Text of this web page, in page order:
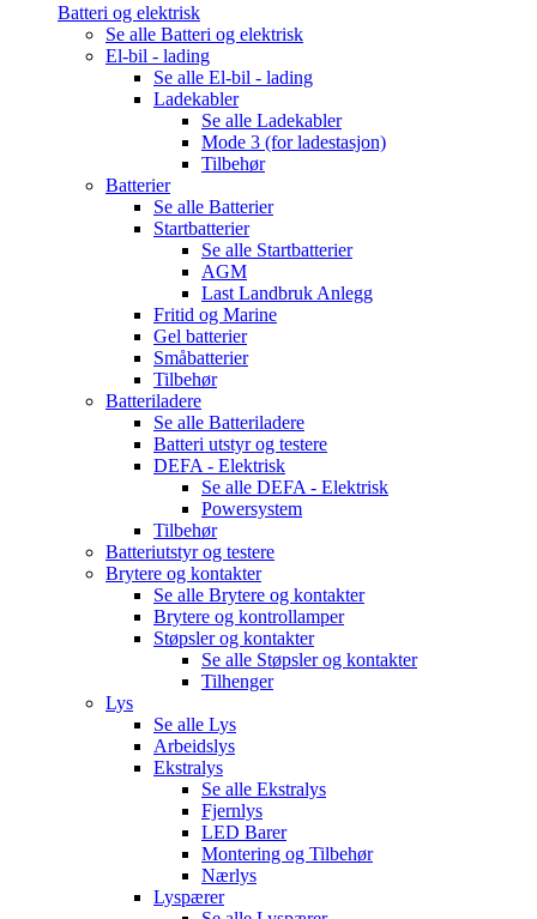
Batteri og elektrisk
Se alle Batteri og elektrisk
El-bil - lading
Se alle El-bil - lading
Ladekabler
Se alle Ladekabler
Mode 3 (for ladestasjon)
Tilbehør
Batterier
Se alle Batterier
Startbatterier
Se alle Startbatterier
AGM
Last Landbruk Anlegg
Fritid og Marine
Gel batterier
Småbatterier
Tilbehør
Batteriladere
Se alle Batteriladere
Batteri utstyr og testere
DEFA - Elektrisk
Se alle DEFA - Elektrisk
Powersystem
Tilbehør
Batteriutstyr og testere
Brytere og kontakter
Se alle Brytere og kontakter
Brytere og kontrollamper
Støpsler og kontakter
Se alle Støpsler og kontakter
Tilhenger
Lys
Se alle Lys
Arbeidslys
Ekstralys
Se alle Ekstralys
Fjernlys
LED Barer
Montering og Tilbehør
Nærlys
Lyspærer